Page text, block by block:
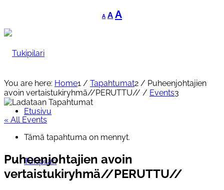
A
Decrease
font
A Reset
font
AIncrease
Etusivu
Tukipilari
You are here: Home1 / Tapahtumat2 / Puheenjohtajien
avoin vertaistukiryhmä//PERUTTU// / Events3
« All Events
Tämä tapahtuma on mennyt.
Puheenjohtajien avoin
vertaistukiryhmä//PERUTTU//